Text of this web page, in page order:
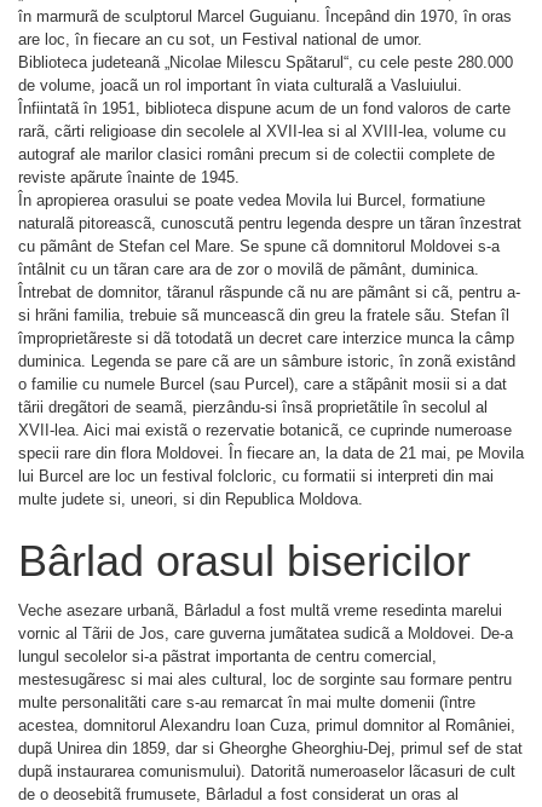
în marmurã de sculptorul Marcel Guguianu. Începând din 1970, în oras
are loc, în fiecare an cu sot, un Festival national de umor.
Biblioteca judeteanã „Nicolae Milescu Spãtarul“, cu cele peste 280.000
de volume, joacã un rol important în viata culturalã a Vasluiului.
Înfiintatã în 1951, biblioteca dispune acum de un fond valoros de carte
rarã, cãrti religioase din secolele al XVII-lea si al XVIII-lea, volume cu
autograf ale marilor clasici români precum si de colectii complete de
reviste apãrute înainte de 1945.
În apropierea orasului se poate vedea Movila lui Burcel, formatiune
naturalã pitoreascã, cunoscutã pentru legenda despre un tãran înzestrat
cu pãmânt de Stefan cel Mare. Se spune cã domnitorul Moldovei s-a
întâlnit cu un tãran care ara de zor o movilã de pãmânt, duminica.
Întrebat de domnitor, tãranul rãspunde cã nu are pãmânt si cã, pentru a-
si hrãni familia, trebuie sã munceascã din greu la fratele sãu. Stefan îl
împroprietãreste si dã totodatã un decret care interzice munca la câmp
duminica. Legenda se pare cã are un sâmbure istoric, în zonã existând
o familie cu numele Burcel (sau Purcel), care a stãpânit mosii si a dat
tãrii dregãtori de seamã, pierzându-si însã proprietãtile în secolul al
XVII-lea. Aici mai existã o rezervatie botanicã, ce cuprinde numeroase
specii rare din flora Moldovei. În fiecare an, la data de 21 mai, pe Movila
lui Burcel are loc un festival folcloric, cu formatii si interpreti din mai
multe judete si, uneori, si din Republica Moldova.
Bârlad orasul bisericilor
Veche asezare urbanã, Bârladul a fost multã vreme resedinta marelui
vornic al Tãrii de Jos, care guverna jumãtatea sudicã a Moldovei. De-a
lungul secolelor si-a pãstrat importanta de centru comercial,
mestesugãresc si mai ales cultural, loc de sorginte sau formare pentru
multe personalitãti care s-au remarcat în mai multe domenii (între
acestea, domnitorul Alexandru Ioan Cuza, primul domnitor al României,
dupã Unirea din 1859, dar si Gheorghe Gheorghiu-Dej, primul sef de stat
dupã instaurarea comunismului). Datoritã numeroaselor lãcasuri de cult
de o deosebitã frumusete, Bârladul a fost considerat un oras al